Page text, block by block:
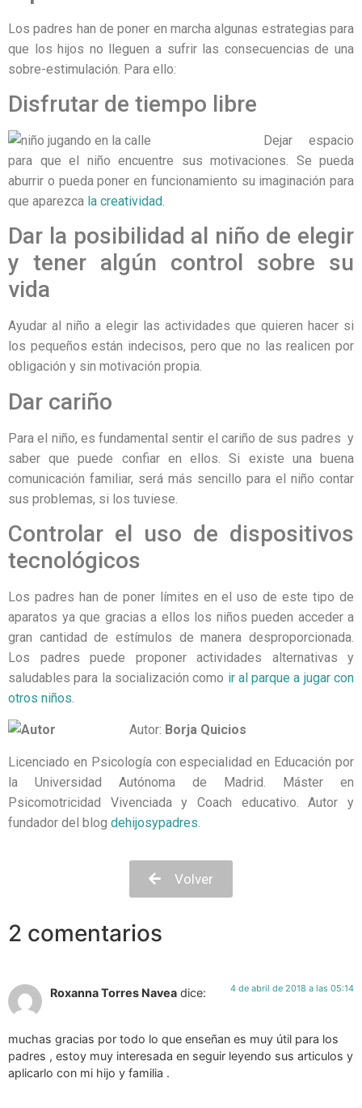
Los padres han de poner en marcha algunas estrategias para
que los hijos no lleguen a sufrir las consecuencias de una
sobre-estimulación. Para ello:
Disfrutar de tiempo libre
Dejar espacio
para que el niño encuentre sus motivaciones. Se pueda
aburrir o pueda poner en funcionamiento su imaginación para
que aparezca la creatividad.
Dar la posibilidad al niño de elegir
y tener algún control sobre su
vida
Ayudar al niño a elegir las actividades que quieren hacer si
los pequeños están indecisos, pero que no las realicen por
obligación y sin motivación propia.
Dar cariño
Para el niño, es fundamental sentir el cariño de sus padres y
saber que puede confiar en ellos. Si existe una buena
comunicación familiar, será más sencillo para el niño contar
sus problemas, si los tuviese.
Controlar el uso de dispositivos
tecnológicos
Los padres han de poner límites en el uso de este tipo de
aparatos ya que gracias a ellos los niños pueden acceder a
gran cantidad de estímulos de manera desproporcionada.
Los padres puede proponer actividades alternativas y
saludables para la socialización como ir al parque a jugar con
otros niños.
Autor: Borja Quicios
Licenciado en Psicología con especialidad en Educación por
la Universidad Autónoma de Madrid. Máster en
Psicomotricidad Vivenciada y Coach educativo. Autor y
fundador del blog dehijosypadres.
Volver
2 comentarios
Roxanna Torres Navea dice: 4 de abril de 2018 a las 05:14
muchas gracias por todo lo que enseñan es muy útil para los
padres , estoy muy interesada en seguir leyendo sus articulos y
aplicarlo con mi hijo y familia .